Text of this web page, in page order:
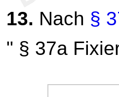
13. Nach §
" § 37a